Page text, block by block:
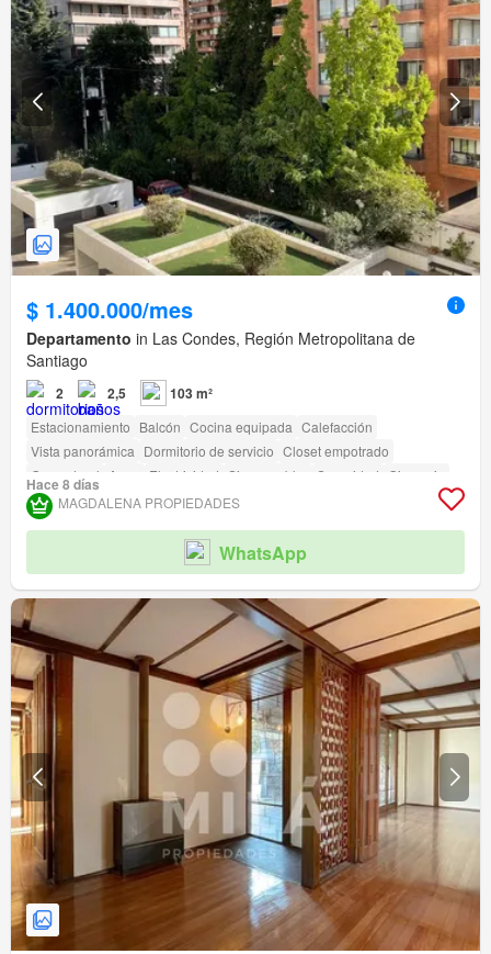
$ 1.400.000/mes
Departamento in Las Condes, Región Metropolitana de
Santiago
2 2,5 103 m²
Estacionamiento Balcón Cocina equipada Calefacción
Vista panorámica Dormitorio de servicio Closet empotrado
Gas natural
Agua Electricidad Sin amueblar Seguridad
Gimnasio
Piscina Ascensor Acceso para personas con discapacidad
Hace 8 días
MAGDALENA PROPIEDADES
WhatsApp